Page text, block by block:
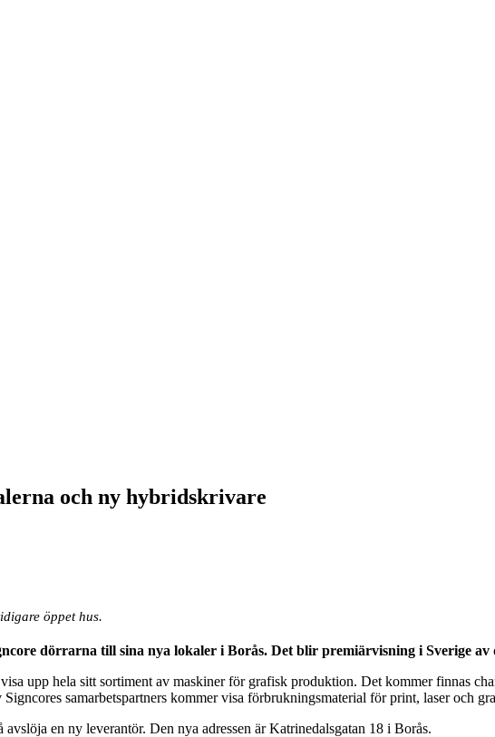
och ny hybridskrivare
öppet hus.
dörrarna till sina nya lokaler i Borås. Det blir premiärvisning i Sverige
upp hela sitt sortiment av maskiner för grafisk produktion. Det kommer finnas
samarbetspartners kommer visa förbrukningsmaterial för print, laser och
en ny leverantör. Den nya adressen är Katrinedalsgatan 18 i Borås.